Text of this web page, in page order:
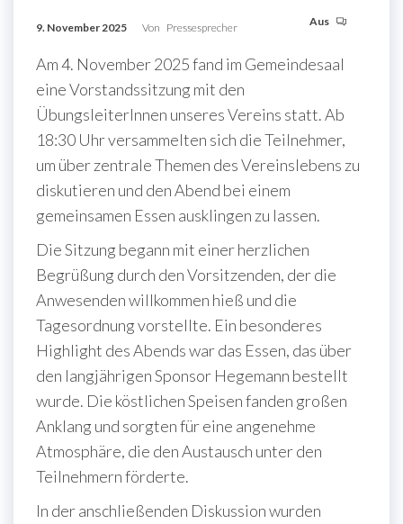
9. November 2025 Von Pressesprecher Aus
Am 4. November 2025 fand im Gemeindesaal
eine Vorstandssitzung mit den
ÜbungsleiterInnen unseres Vereins statt. Ab
18:30 Uhr versammelten sich die Teilnehmer,
um über zentrale Themen des Vereinslebens zu
diskutieren und den Abend bei einem
gemeinsamen Essen ausklingen zu lassen.
Die Sitzung begann mit einer herzlichen
Begrüßung durch den Vorsitzenden, der die
Anwesenden willkommen hieß und die
Tagesordnung vorstellte. Ein besonderes
Highlight des Abends war das Essen, das über
den langjährigen Sponsor Hegemann bestellt
wurde. Die köstlichen Speisen fanden großen
Anklang und sorgten für eine angenehme
Atmosphäre, die den Austausch unter den
Teilnehmern förderte.
In der anschließenden Diskussion wurden